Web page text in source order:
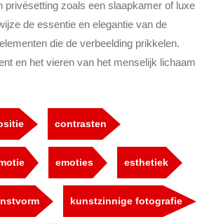
zoals een slaapkamer of luxe
de essentie en elegantie van de
die de verbeelding prikkelen.
en het vieren van het menselijk lichaam
contrasten
emoties esthetiek
kunstzinnige fotografie